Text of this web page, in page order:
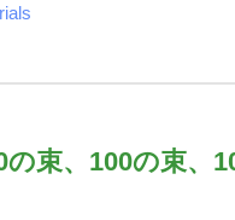
の束、100の束